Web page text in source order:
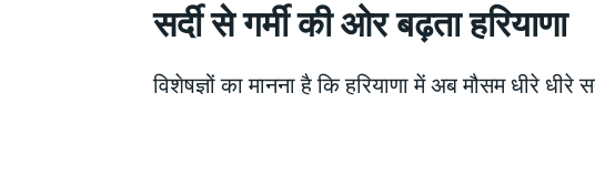
सर्दी से गर्मी की ओर बढ़ता हरियाणा
विशेषज्ञों का मानना है कि हरियाणा में अब मौसम धीरे